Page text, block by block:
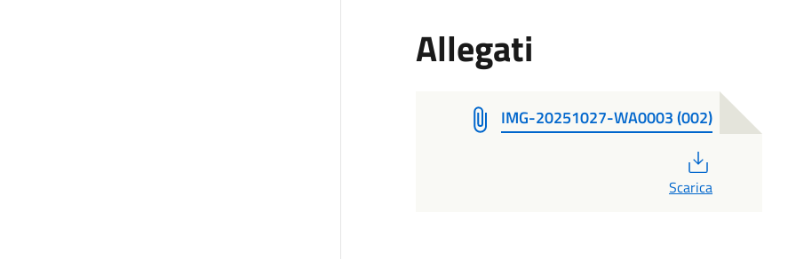
Allegati
IMG-20251027-WA0003 (002)
Scarica